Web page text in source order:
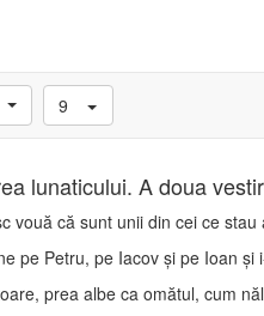
9
lunaticului. A doua
vouă că sunt unii din cei ce
pe Petru, pe Iacov şi pe Ioan
prea albe ca omătul, cum